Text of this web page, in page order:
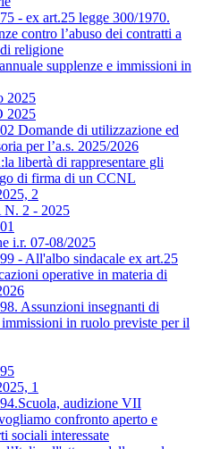
- ex art.25 legge 300/1970.
contro l’abuso dei contratti a
religione
supplenze e immissioni in
2025
2025
Domande di utilizzazione ed
per l’a.s. 2025/2026
libertà di rappresentare gli
di firma di un CCNL
2
2 - 2025
i.r. 07-08/2025
- All'albo sindacale ex art.25
operative in materia di
Assunzioni insegnanti di
in ruolo previste per il
1
audizione VII
confronto aperto e
sociali interessate